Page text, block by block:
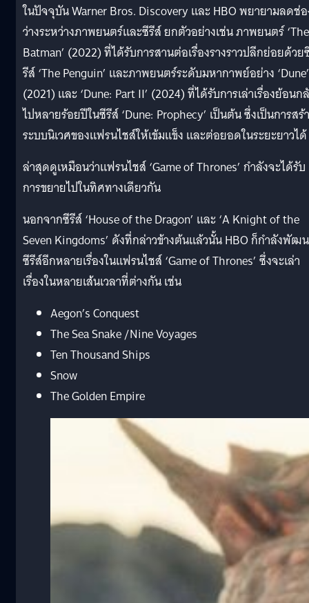
ในปัจจุบัน Warner Bros. Discovery และ HBO พยายามลดช่
ว่างระหว่างภาพยนตร์และซีรีส์ ยกตัวอย่างเช่น ภาพยนตร์ ‘The
Batman’ (2022) ที่ได้รับการสานต่อเรื่องรางราวปลีกย่อยด้วย
รีส์ ‘The Penguin’ และภาพยนตร์ระดับมหากาพย์อย่าง ‘Dune’
(2021) และ ‘Dune: Part II’ (2024) ที่ได้รับการเล่าเรื่องย้อนก
ไปหลายร้อยปีในซีรีส์ ‘Dune: Prophecy’ เป็นต้น ซึ่งเป็นการสร้
ระบบนิเวศของแฟรนไชส์ให้เข้มแข็ง และต่อยอดในระยะยาวได้
ล่าสุดดูเหมือนว่าแฟรนไชส์ ‘Game of Thrones’ กำลังจะได้รับ
การขยายไปในทิศทางเดียวกัน
นอกจากซีรีส์ ‘House of the Dragon’ และ ‘A Knight of the
Seven Kingdoms’ ดังที่กล่าวข้างต้นแล้วนั้น HBO ก็กำลังพัฒ
ซีรีส์อีกหลายเรื่องในแฟรนไชส์ ‘Game of Thrones’ ซึ่งจะเล่า
เรื่องในหลายเส้นเวลาที่ต่างกัน เช่น
Aegon’s Conquest
The Sea Snake /Nine Voyages
Ten Thousand Ships
Snow
The Golden Empire